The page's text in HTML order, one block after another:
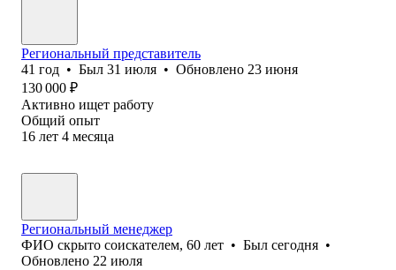
Региональный представитель
41 год • Был 31 июля • Обновлено 23 июня
130 000 ₽
Активно ищет работу
Общий опыт
16 лет 4 месяца
Региональный менеджер
ФИО скрыто соискателем, 60 лет • Был сегодня •
Обновлено 22 июля